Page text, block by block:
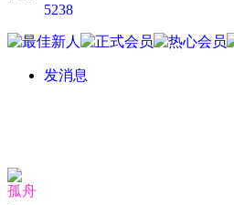
5238
发消息
孤舟